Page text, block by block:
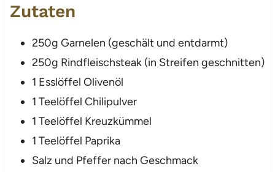
Zutaten
250g Garnelen (geschält und entdarmt)
250g Rindfleischsteak (in Streifen geschnitten)
1 Esslöffel Olivenöl
1 Teelöffel Chilipulver
1 Teelöffel Kreuzkümmel
1 Teelöffel Paprika
Salz und Pfeffer nach Geschmack